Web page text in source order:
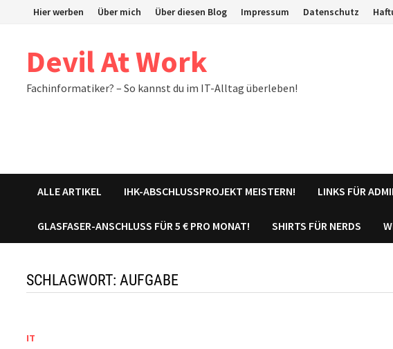
Hier werben Über mich Über diesen Blog Impressum Datenschutz
Devil At Work
Fachinformatiker? – So kannst du im IT-Alltag überleben!
ALLE ARTIKEL IHK-ABSCHLUSSPROJEKT MEISTERN! LINKS FÜR
GLASFASER-ANSCHLUSS FÜR 5 € PRO MONAT! SHIRTS FÜR NERDS
SCHLAGWORT:AUFGABE
IT